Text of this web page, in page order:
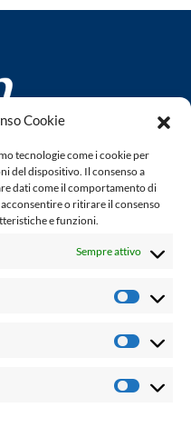
Cookie
tecnologie come i cookie per
del dispositivo. Il consenso a
dati come il comportamento di
o ritirare il consenso
e funzioni.
Sempre attivo
Luperini
testata giornalistica in
periodicità. Non può
non è responsabile per